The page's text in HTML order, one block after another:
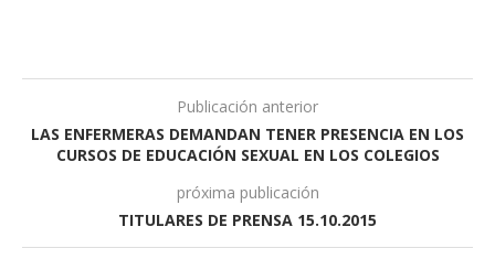
Publicación anterior
LAS ENFERMERAS DEMANDAN TENER PRESENCIA EN LOS
CURSOS DE EDUCACIÓN SEXUAL EN LOS COLEGIOS
próxima publicación
TITULARES DE PRENSA 15.10.2015